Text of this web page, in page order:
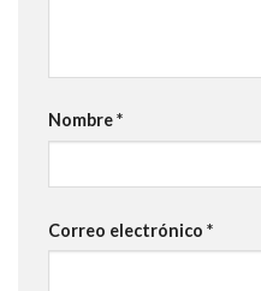
Nombre*
Correo electrónico *